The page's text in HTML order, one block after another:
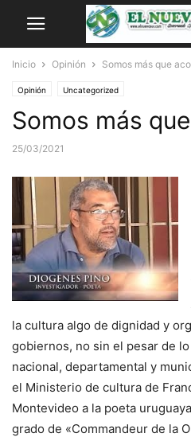
Inicio Opinión Somos más que
Opinión Uncategorized
Somos más
25/03/2021
la cultura algo de dignidad y
gobiernos, no sin el pesar de
nacional, departamental y
el Ministerio de cultura de
Montevideo a la poeta
grado de «Commandeur de la